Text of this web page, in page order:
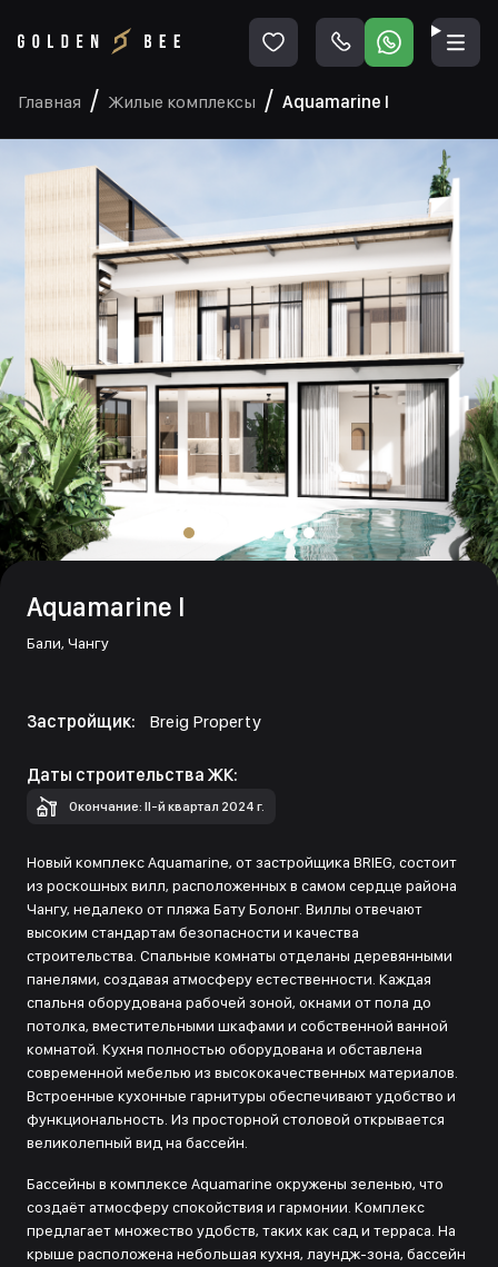
Главная Жилые комплексы Aquamarine I
Aquamarine I
Бали, Чангу
Застройщик: Breig Property
Даты строительства ЖК:
Окончание: II-й квартал 2024 г.
Новый комплекс Aquamarine, от застройщика BRIEG, состоит
из роскошных вилл, расположенных в самом сердце района
Чангу, недалеко от пляжа Бату Болонг. Виллы отвечают
высоким стандартам безопасности и качества
строительства. Спальные комнаты отделаны деревянными
панелями, создавая атмосферу естественности. Каждая
спальня оборудована рабочей зоной, окнами от пола до
потолка, вместительными шкафами и собственной ванной
комнатой. Кухня полностью оборудована и обставлена
современной мебелью из высококачественных материалов.
Встроенные кухонные гарнитуры обеспечивают удобство и
функциональность. Из просторной столовой открывается
великолепный вид на бассейн.
Бассейны в комплексе Aquamarine окружены зеленью, что
создаёт атмосферу спокойствия и гармонии. Комплекс
предлагает множество удобств, таких как сад и терраса. На
крыше расположена небольшая кухня, лаундж-зона, бассейн